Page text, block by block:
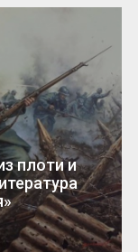
плоти и